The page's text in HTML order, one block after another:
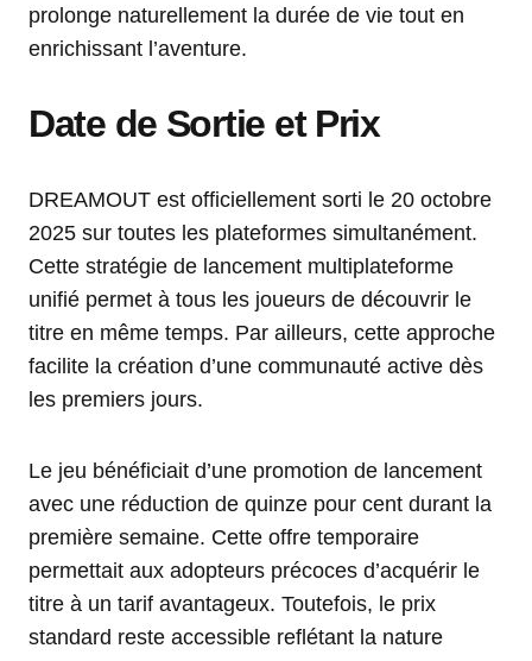
prolonge naturellement la durée de vie tout en
enrichissant l’aventure.
Date de Sortie et Prix
DREAMOUT est officiellement sorti le 20 octobre
2025 sur toutes les plateformes simultanément.
Cette stratégie de lancement multiplateforme
unifié permet à tous les joueurs de découvrir le
titre en même temps. Par ailleurs, cette approche
facilite la création d’une communauté active dès
les premiers jours.
Le jeu bénéficiait d’une promotion de lancement
avec une réduction de quinze pour cent durant la
première semaine. Cette offre temporaire
permettait aux adopteurs précoces d’acquérir le
titre à un tarif avantageux. Toutefois, le prix
standard reste accessible reflétant la nature